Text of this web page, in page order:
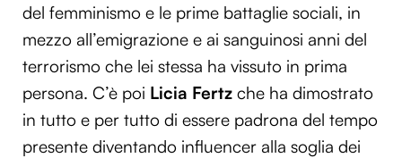
del femminismo e le prime battaglie sociali, in
mezzo all’emigrazione e ai sanguinosi anni del
terrorismo che lei stessa ha vissuto in prima
persona. C’è poi Licia Fertz che ha dimostrato
in tutto e per tutto di essere padrona del tempo
presente diventando influencer alla soglia dei